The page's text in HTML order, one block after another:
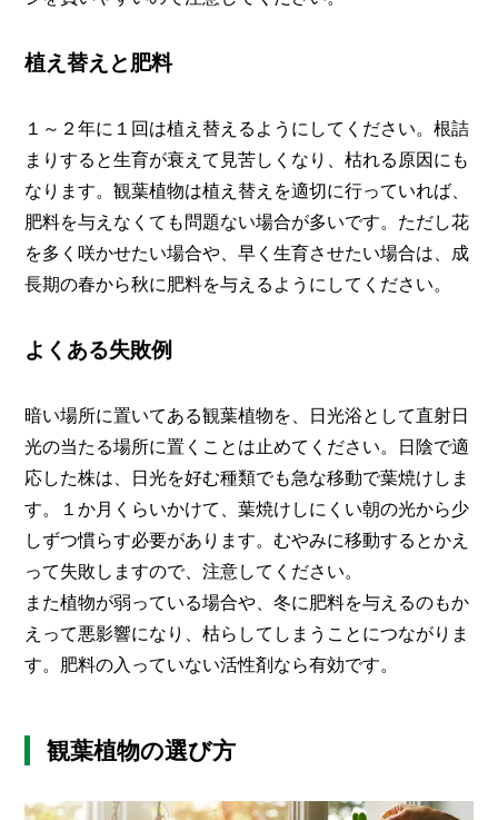
植え替えと肥料
１～２年に１回は植え替えるようにしてください。根詰
まりすると生育が衰えて見苦しくなり、枯れる原因にも
なります。観葉植物は植え替えを適切に行っていれば、
肥料を与えなくても問題ない場合が多いです。ただし花
を多く咲かせたい場合や、早く生育させたい場合は、成
長期の春から秋に肥料を与えるようにしてください。
よくある失敗例
暗い場所に置いてある観葉植物を、日光浴として直射日
光の当たる場所に置くことは止めてください。日陰で適
応した株は、日光を好む種類でも急な移動で葉焼けしま
す。１か月くらいかけて、葉焼けしにくい朝の光から少
しずつ慣らす必要があります。むやみに移動するとかえ
って失敗しますので、注意してください。
また植物が弱っている場合や、冬に肥料を与えるのもか
えって悪影響になり、枯らしてしまうことにつながりま
す。肥料の入っていない活性剤なら有効です。
観葉植物の選び方